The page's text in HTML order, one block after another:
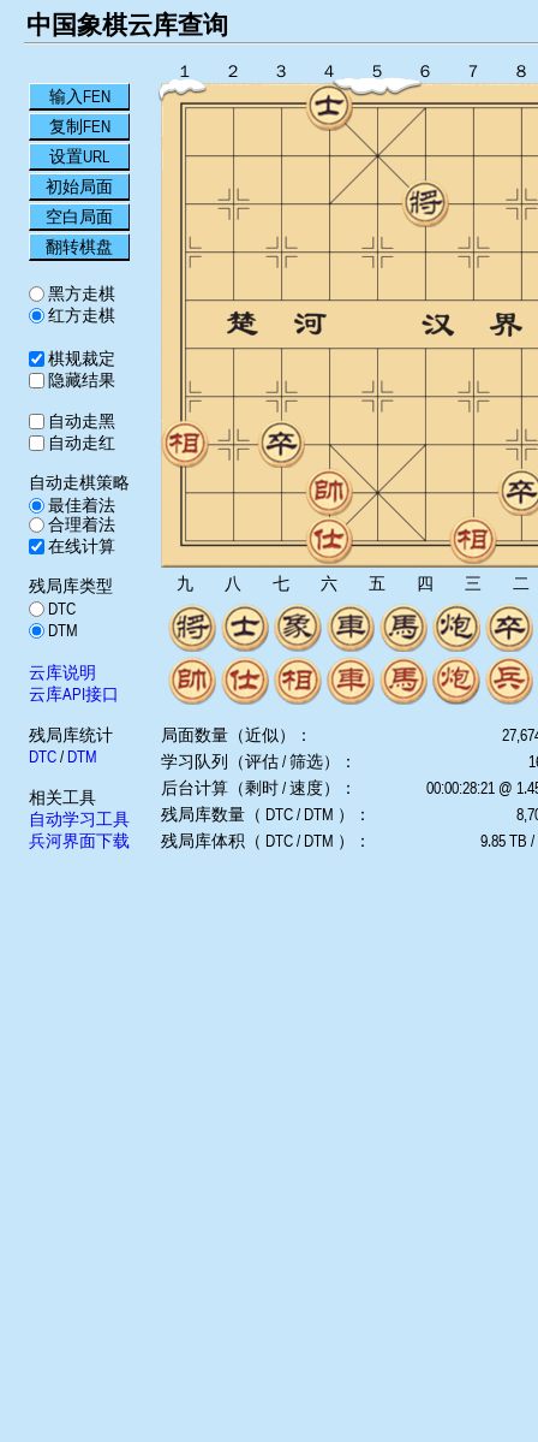
中国象棋云库查询
输入FEN
复制FEN
设置URL
初始局面
空白局面
翻转棋盘
黑方走棋
红方走棋
棋规裁定
隐藏结果
自动走黑
自动走红
自动走棋策略
最佳着法
合理着法
在线计算
残局库类型
DTC
DTM
云库说明
云库API接口
残局库统计
DTC/ DTM
相关工具
自动学习工具
兵河界面下载
１ ２ ３ ４ ５ ６ ７ ８
九 八 七 六 五 四 三 二
局面数量（近似）：
学习队列（评估 / 筛选）：
后台计算（剩时 / 速度）：
00:00:28:21 @
残局库数量（ DTC / DTM ）：
残局库体积（ DTC / DTM ）：
9.85 TB